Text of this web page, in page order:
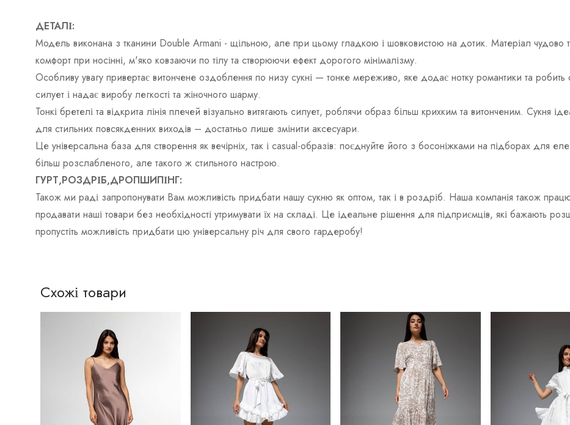
ДЕТАЛІ:
Модель виконана з тканини Double Armani - щільною, але при цьому гладкою і шовковистою на дотик. Матеріал чудово
комфорт при носінні, м'яко ковзаючи по тілу та створюючи ефект дорогого мінімалізму.
Особливу увагу привертає витончене оздоблення по низу сукні — тонке мереживо, яке додає нотку романтики та
силует і надає виробу легкості та жіночного шарму.
Тонкі бретелі та відкрита лінія плечей візуально витягають силует, роблячи образ більш крихким та витонченим. Сукня
для стильних повсякденних виходів – достатньо лише змінити аксесуари.
Це універсальна база для створення як вечірніх, так і casual-образів: поєднуйте його з босоніжками на підборах для
більш розслабленого, але такого ж стильного настрою.
ГУРТ,РОЗДРІБ,ДРОПШИПІНГ:
Також ми раді запропонувати Вам можливість придбати нашу сукню як оптом, так і в роздріб. Наша компанія також
продавати наші товари без необхідності утримувати їх на складі. Це ідеальне рішення для підприємців, які бажають
пропустіть можливість придбати цю універсальну річ для свого гардеробу!
Схожі товари